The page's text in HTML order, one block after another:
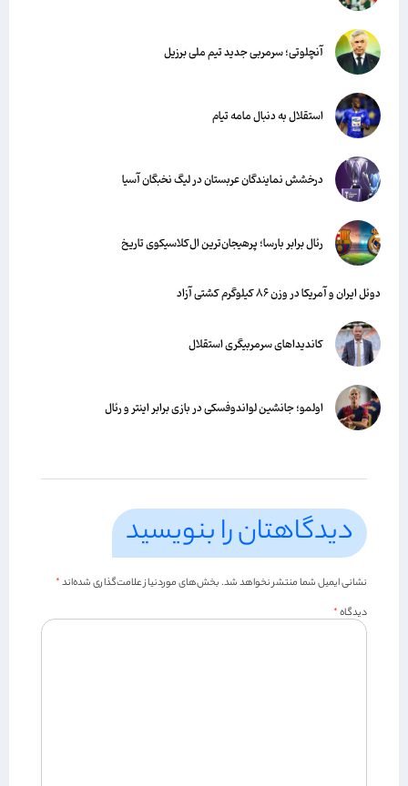
آنچلوتی؛ سرمربی جدید تیم ملی برزیل
استقلال به دنبال مامه تیام
درخشش نمایندگان عربستان در لیگ نخبگان آسیا
رئال برابر بارسا؛ پرهیجان‌‌ترین ال‌کلاسیکوی تاریخ
دوئل ایران و آمریکا در وزن ۸۶ کیلوگرم کشتی آزاد
کاندیداهای سرمربیگری استقلال
اولمو؛ جانشین لواندوفسکی در بازی برابر اینتر و رئال
دیدگاهتان را بنویسید
نشانی ایمیل شما منتشر نخواهد شد.بخش‌های موردنیاز علامت‌گذاری شده‌اند*
دیدگاه*